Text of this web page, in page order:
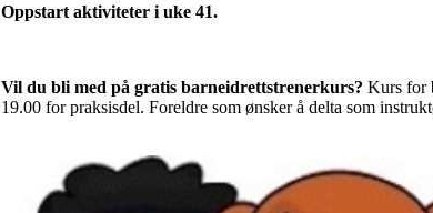
Oppstart aktiviteter i uke 41.
Vil du bli med på gratis barneidrettstrenerkurs? Kurs for
19.00 for praksisdel. Foreldre som ønsker å delta som